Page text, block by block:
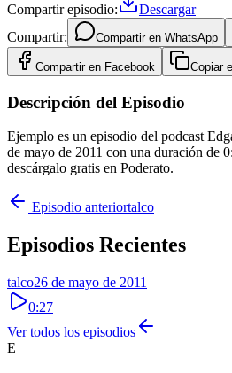
Compartir episodio:
Descargar
Compartir:
Compartir en WhatsApp
Compartir en Facebook Copiar
Descripción del Episodio
Ejemplo es un episodio del podcast
de mayo de 2011 con una duración de
descárgalo gratis en Poderato.
Episodio anteriortalco
Episodios Recientes
talco26 de mayo de 2011
0:27
Ver todos los episodios
E